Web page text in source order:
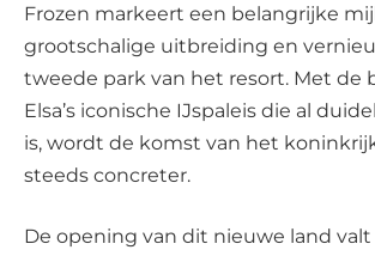
Frozen markeert een belangrijke
grootschalige uitbreiding en
tweede park van het resort. Met de
Elsa’s iconische IJspaleis die al
is, wordt de komst van het
steeds concreter.
De opening van dit nieuwe land